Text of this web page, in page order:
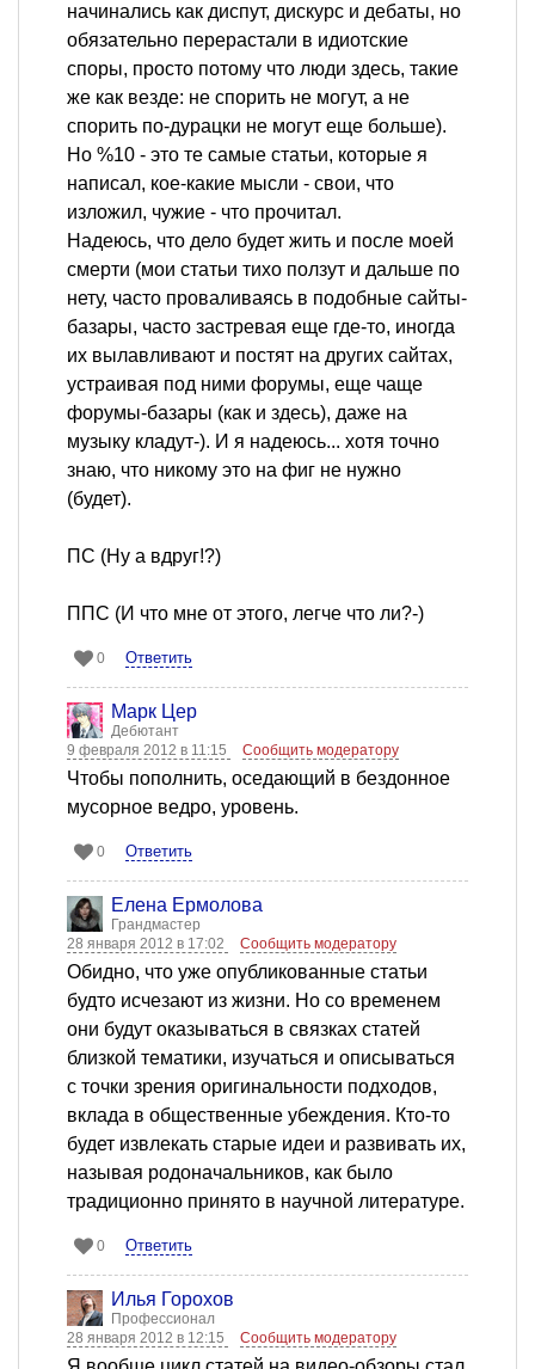
начинались как диспут, дискурс и дебаты, но
обязательно перерастали в идиотские
споры, просто потому что люди здесь, такие
же как везде: не спорить не могут, а не
спорить по-дурацки не могут еще больше).
Но %10 - это те самые статьи, которые я
написал, кое-какие мысли - свои, что
изложил, чужие - что прочитал.
Надеюсь, что дело будет жить и после моей
смерти (мои статьи тихо ползут и дальше по
нету, часто проваливаясь в подобные сайты-
базары, часто застревая еще где-то, иногда
их вылавливают и постят на других сайтах,
устраивая под ними форумы, еще чаще
форумы-базары (как и здесь), даже на
музыку кладут-). И я надеюсь... хотя точно
знаю, что никому это на фиг не нужно
(будет).
ПС (Ну а вдруг!?)
ППС (И что мне от этого, легче что ли?-)
0 Ответить
Марк Цер
Дебютант
9 февраля 2012 в 11:15
Сообщить модератору
Чтобы пополнить, оседающий в бездонное
мусорное ведро, уровень.
0 Ответить
Елена Ермолова
Грандмастер
28 января 2012 в 17:02
Сообщить модератору
Обидно, что уже опубликованные статьи
будто исчезают из жизни. Но со временем
они будут оказываться в связках статей
близкой тематики, изучаться и описываться
с точки зрения оригинальности подходов,
вклада в общественные убеждения. Кто-то
будет извлекать старые идеи и развивать их,
называя родоначальников, как было
традиционно принято в научной литературе.
0 Ответить
Илья Горохов
Профессионал
28 января 2012 в 12:15
Сообщить модератору